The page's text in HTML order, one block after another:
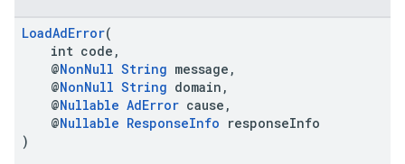
LoadAdError(
int code,
@NonNull String message,
@NonNull String domain,
@Nullable AdError cause,
@Nullable ResponseInfo responseInfo
)